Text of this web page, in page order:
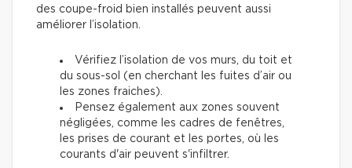
des coupe-froid bien installés peuvent aussi
améliorer l’isolation.
Vérifiez l’isolation de vos murs, du toit et
du sous-sol (en cherchant les fuites d’air ou
les zones fraiches).
Pensez également aux zones souvent
négligées, comme les cadres de fenêtres,
les prises de courant et les portes, où les
courants d'air peuvent s'infiltrer.